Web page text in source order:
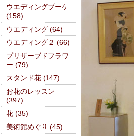
ウエディングブーケ
(158)
ウエディング (64)
ウエディング２ (66)
プリザーブドフラワ
ー (79)
スタンド花 (147)
お花のレッスン
(397)
花 (35)
美術館めぐり (45)